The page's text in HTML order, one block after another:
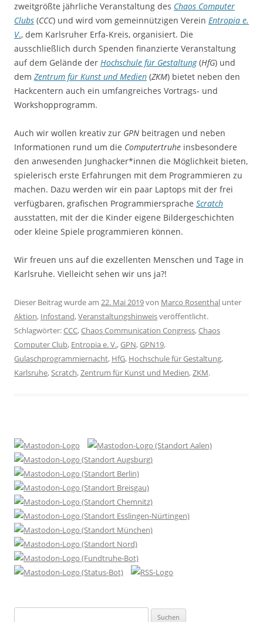
zweitgrößte jährliche Veranstaltung des Chaos Computer
Clubs (CCC) und wird vom gemeinnützigen Verein Entropia e.
V., dem Karlsruher Erfa-Kreis, organisiert. Die
ausschließlich durch Spenden finanzierte Veranstaltung
auf dem Gelände der Hochschule für Gestaltung(HfG) und
dem Zentrum für Kunst und Medien (ZKM) bietet neben den
Hackcentern auch ein umfangreiches Vortrags- und
Workshopprogramm.
Auch wir wollen kreativ zur GPN beitragen und neben
Informationen rund um die Computertruhe insbesondere
den anwesenden Junghacker*innen die Möglichkeit bieten,
spielerisch erste Erfahrungen mit dem Programmieren zu
machen. Dazu werden wir ein paar Laptops mit der frei
verfügbaren, grafischen Programmiersprache Scratch
ausstatten, mit der die Kinder eigene Bildergeschichten
oder kleine Spiele programmieren können.
Wir freuen uns auf die exzellenten Menschen und Tage in
Karlsruhe. Vielleicht sehen wir uns ja?!
Dieser Beitrag wurde am 22. Mai 2019von Marco Rosenthal unter
Aktion, Infostand,Veranstaltungshinweisveröffentlicht.
Schlagwörter:CCC,Chaos Communication Congress,Chaos
Computer Club, Entropia e. V.,GPN,GPN19,
Gulaschprogrammiernacht, HfG, Hochschule für Gestaltung,
Karlsruhe,Scratch,Zentrum für Kunst und Medien,ZKM.